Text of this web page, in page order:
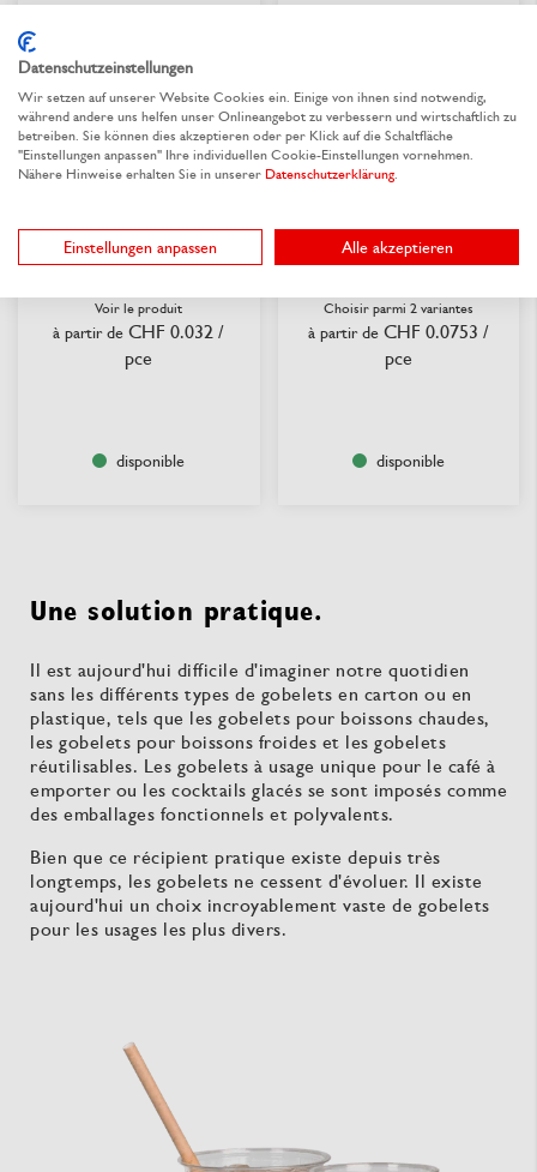
Gobelet isotherme en PS
pour distributeurs
Voir le produit
à partir de CHF 0.032 /
pce
disponible
Gobelet pour boissons
chaudes, couche PE NOËL
Choisir parmi 2 variantes
à partir de CHF 0.0753 /
pce
disponible
Une solution pratique.
Il est aujourd'hui difficile d'imaginer notre quotidien
sans les différents types de gobelets en carton ou en
plastique, tels que les gobelets pour boissons chaudes,
les gobelets pour boissons froides et les gobelets
réutilisables. Les gobelets à usage unique pour le café à
emporter ou les cocktails glacés se sont imposés comme
des emballages fonctionnels et polyvalents.
Bien que ce récipient pratique existe depuis très
longtemps, les gobelets ne cessent d'évoluer. Il existe
aujourd'hui un choix incroyablement vaste de gobelets
pour les usages les plus divers.
Datenschutzeinstellungen
Wir setzen auf unserer Website Cookies ein. Einige von ihnen sind notwendig,
während andere uns helfen unser Onlineangebot zu verbessern und wirtschaftlich zu
betreiben. Sie können dies akzeptieren oder per Klick auf die Schaltfläche
"Einstellungen anpassen" Ihre individuellen Cookie-Einstellungen vornehmen.
Nähere Hinweise erhalten Sie in unserer Datenschutzerklärung.
Einstellungen anpassen Alle akzeptieren